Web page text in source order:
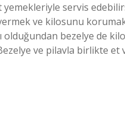
yemekleriyle servis
ve kilosunu
bezelye de
ve pilavla birlikte et